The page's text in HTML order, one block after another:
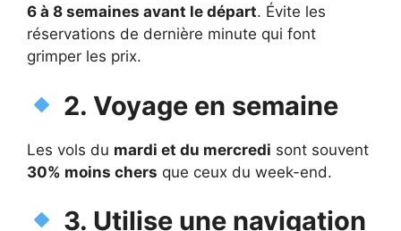
6 à 8 semaines avant le départ. Évite les
réservations de dernière minute qui font
grimper les prix.
2. Voyage en semaine
Les vols du mardi et du mercredi sont souvent
30% moins chers que ceux du week-end.
3. Utilise une navigation